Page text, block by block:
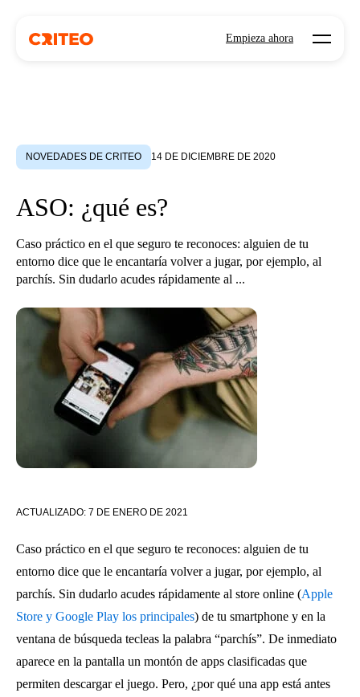
Empieza ahora Open
NOVEDADES DE CRITEO 14 DE DICIEMBRE DE 2020
ASO: ¿qué es?
Caso práctico en el que seguro te reconoces: alguien de tu
entorno dice que le encantaría volver a jugar, por ejemplo, al
parchís. Sin dudarlo acudes rápidamente al ...
ACTUALIZADO: 7 DE ENERO DE 2021
Caso práctico en el que seguro te reconoces: alguien de tu
entorno dice que le encantaría volver a jugar, por ejemplo, al
parchís. Sin dudarlo acudes rápidamente al store online (Apple
Store y Google Play los principales) de tu smartphone y en la
ventana de búsqueda tecleas la palabra “parchís”. De inmediato
aparece en la pantalla un montón de apps clasificadas que
permiten descargar el juego. Pero, ¿por qué una app está antes